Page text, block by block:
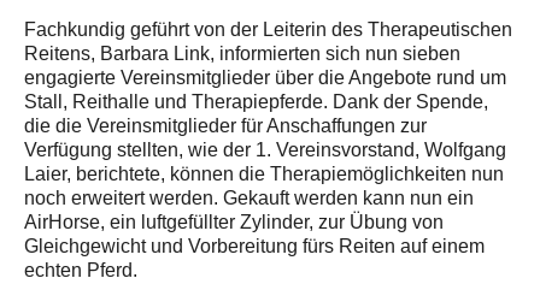
Fachkundig geführt von der Leiterin des Therapeutischen
Reitens, Barbara Link, informierten sich nun sieben
engagierte Vereinsmitglieder über die Angebote rund um
Stall, Reithalle und Therapiepferde. Dank der Spende,
die die Vereinsmitglieder für Anschaffungen zur
Verfügung stellten, wie der 1. Vereinsvorstand, Wolfgang
Laier, berichtete, können die Therapiemöglichkeiten nun
noch erweitert werden. Gekauft werden kann nun ein
AirHorse, ein luftgefüllter Zylinder, zur Übung von
Gleichgewicht und Vorbereitung fürs Reiten auf einem
echten Pferd.